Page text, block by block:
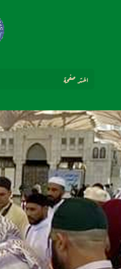
اختر صفحة